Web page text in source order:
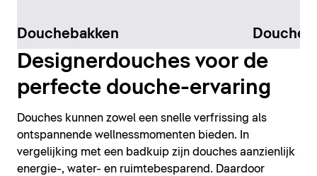
Douchebakken
Designerdouches voor de
perfecte douche-ervaring
Douches kunnen zowel een snelle verfrissing als
ontspannende wellnessmomenten bieden. In
vergelijking met een badkuip zijn douches aanzienlijk
energie-, water- en ruimtebesparend. Daardoor